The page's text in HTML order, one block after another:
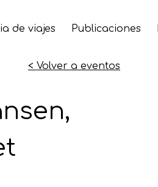
de viajes Publicaciones
< Volver a eventos